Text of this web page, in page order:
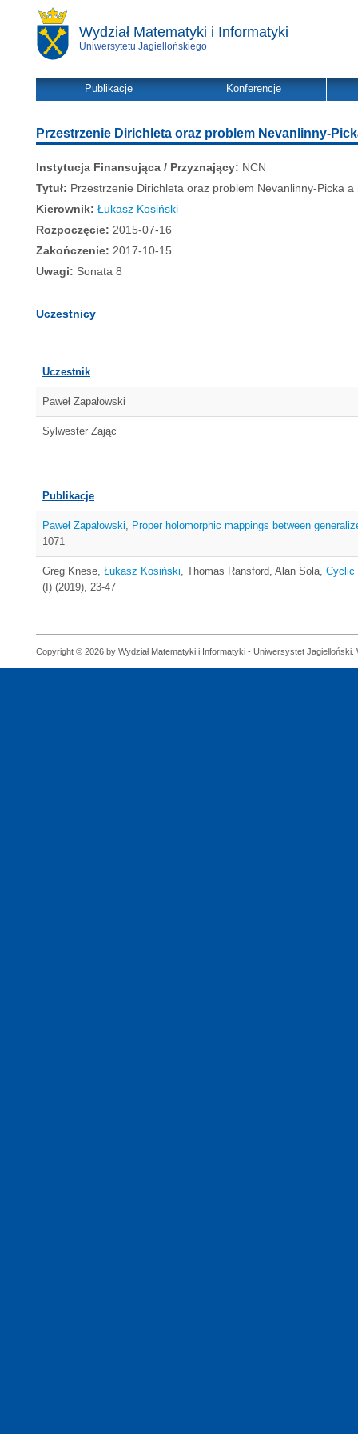
Wydział Matematyki i Informatyki
Uniwersytetu Jagiellońskiego
Publikacje Konferencje
Przestrzenie Dirichleta oraz problem Nevanlinny-
Instytucja Finansująca / Przyznający: NCN
Tytuł: Przestrzenie Dirichleta oraz problem Nevanlinny-Picka
Kierownik: Łukasz Kosiński
Rozpoczęcie: 2015-07-16
Zakończenie: 2017-10-15
Uwagi: Sonata 8
Uczestnicy
Uczestnik
Paweł Zapałowski
Sylwester Zając
Publikacje
Paweł Zapałowski, Proper holomorphic mappings between
1071
Greg Knese, Łukasz Kosiński, Thomas Ransford, Alan Sola, Cyclic
(I) (2019), 23-47
Copyright © 2026 by Wydział Matematyki i Informatyki - Uniwersystet